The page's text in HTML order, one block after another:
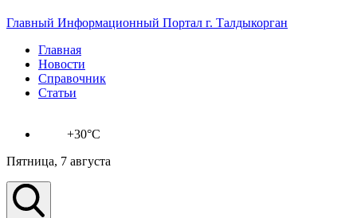
Главный Информационный Портал г. Талдыкорган
Главная
Новости
Справочник
Статьи
+30°C
Пятница, 7 августа